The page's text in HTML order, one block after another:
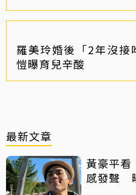
羅美玲婚後「2年沒接
愷曝育兒辛酸
最新文章
黃豪平看
感發聲